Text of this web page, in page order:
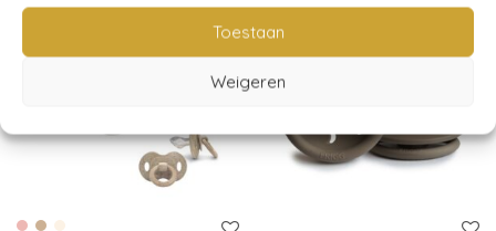
Toestaan
Weigeren